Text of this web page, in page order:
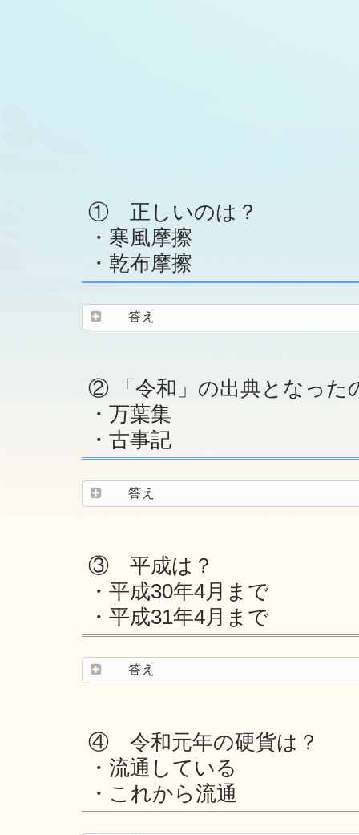
① 正しいのは？
・寒風摩擦
・乾布摩擦
答え
② 「令和」の出典となった
・万葉集
・古事記
答え
③ 平成は？
・平成30年4月まで
・平成31年4月まで
答え
④ 令和元年の硬貨は？
・流通している
・これから流通